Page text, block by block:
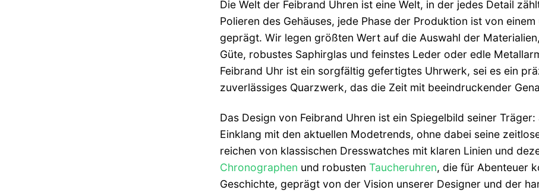
Die Welt der Feibrand Uhren ist eine Welt, in der jedes Detail
Polieren des Gehäuses, jede Phase der Produktion ist von
geprägt. Wir legen größten Wert auf die Auswahl der
Güte, robustes Saphirglas und feinstes Leder oder edle
Feibrand Uhr ist ein sorgfältig gefertigtes Uhrwerk, sei es ein
zuverlässiges Quarzwerk, das die Zeit mit beeindruckender
Das Design von Feibrand Uhren ist ein Spiegelbild seiner
Einklang mit den aktuellen Modetrends, ohne dabei seine
reichen von klassischen Dresswatches mit klaren Linien und
Chronographen und robusten Taucheruhren, die für Abenteuer
Geschichte, geprägt von der Vision unserer Designer und der